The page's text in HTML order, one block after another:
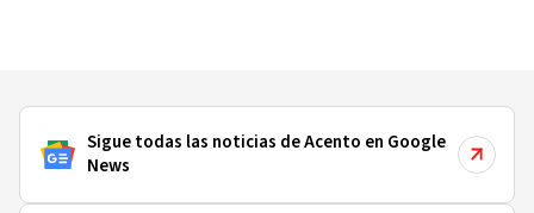
Sigue todas las noticias de Acento en Google
News